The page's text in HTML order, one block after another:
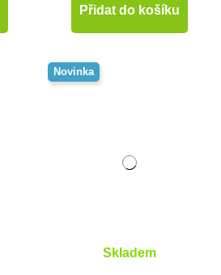
Přidat do košíku
Novinka
Skladem